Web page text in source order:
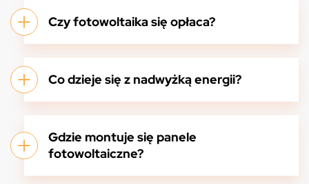
Czy fotowoltaika się opłaca?
Co dzieje się z nadwyżką energii?
Gdzie montuje się panele
fotowoltaiczne?